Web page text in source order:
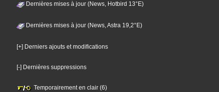
Dernières mises à jour (News, Hotbird 13°E)
Dernières mises à jour (News, Astra 19,2°E)
[+] Derniers ajouts et modifications
[-] Dernières suppressions
Temporairement en clair (6)